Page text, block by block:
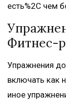
есть%2C чем
Фитнес-
Упражнения
включать как
иное